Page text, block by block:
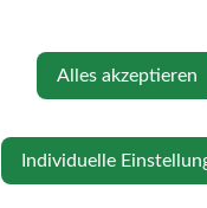
Finanzen und Zivilschutz
Landwirtschaft, Güterwege
Lebensqualität und
Schule, Kindergarten und
Soziales und Ehrenamt
Alles akzeptieren
Individuelle